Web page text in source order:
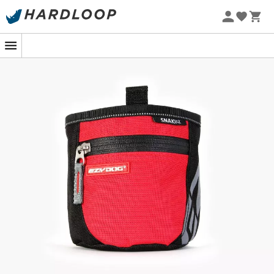
Zomeraanbiedingen 🔥 -5% EXTRA vanaf 2 producten* met
Educatieve sessie in het park, trailrunnen met je trouwe